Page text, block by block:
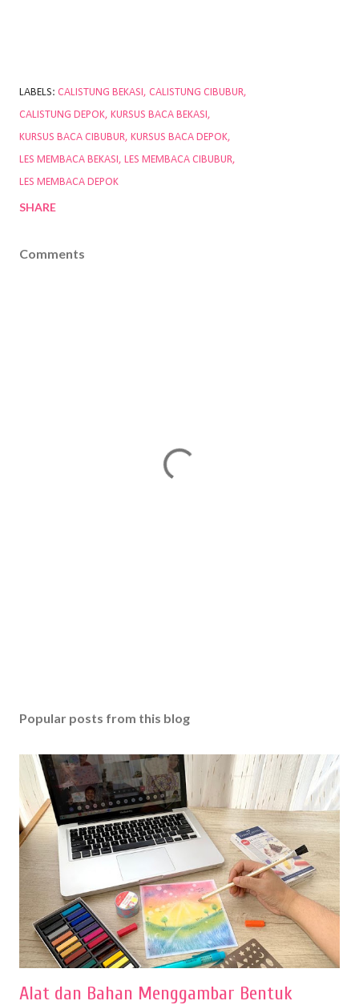
LABELS: CALISTUNG BEKASI
CALISTUNG CIBUBUR
CALISTUNG DEPOK KURSUS BACA BEKASI
KURSUS BACA CIBUBUR KURSUS BACA DEPOK
LES MEMBACA BEKASI
LES MEMBACA CIBUBUR
LES MEMBACA DEPOK
SHARE
Comments
Popular posts from this blog
Alat dan Bahan Menggambar Bentuk